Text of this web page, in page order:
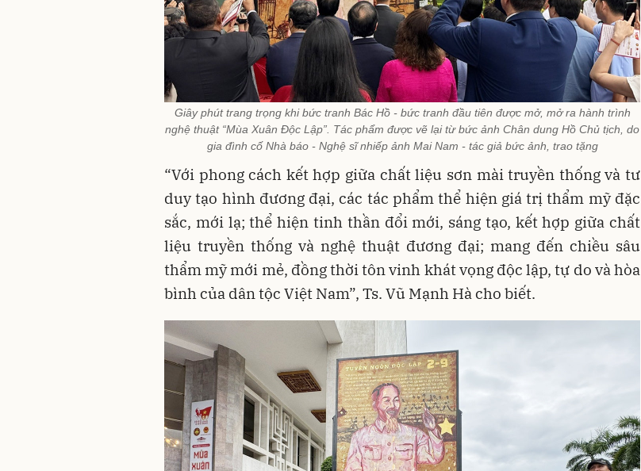
Giây phút trang trọng khi bức tranh Bác Hồ - bức tranh đầu tiên được mở, mở ra hành trình
nghệ thuật “Mùa Xuân Độc Lập”. Tác phẩm được vẽ lại từ bức ảnh Chân dung Hồ Chủ tịch, do
gia đình cố Nhà báo - Nghệ sĩ nhiếp ảnh Mai Nam - tác giả bức ảnh, trao tặng
“Với phong cách kết hợp giữa chất liệu sơn mài truyền thống và tư
duy tạo hình đương đại, các tác phẩm thể hiện giá trị thẩm mỹ đặc
sắc, mới lạ; thể hiện tinh thần đổi mới, sáng tạo, kết hợp giữa chất
liệu truyền thống và nghệ thuật đương đại; mang đến chiều sâu
thẩm mỹ mới mẻ, đồng thời tôn vinh khát vọng độc lập, tự do và hòa
bình của dân tộc Việt Nam”, Ts. Vũ Mạnh Hà cho biết.